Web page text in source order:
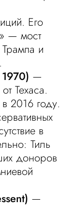
Его
— мост
и
—
Техаса.
2016 году.
в
Тиль
доноров
—